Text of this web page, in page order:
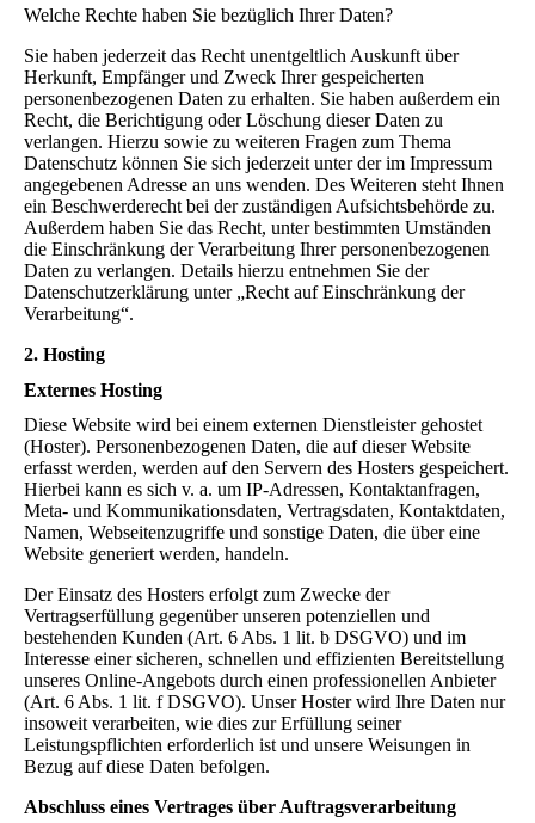
Welche Rechte haben Sie bezüglich Ihrer Daten?
Sie haben jederzeit das Recht unentgeltlich Auskunft über
Herkunft, Empfänger und Zweck Ihrer gespeicherten
personenbezogenen Daten zu erhalten. Sie haben außerdem ein
Recht, die Berichtigung oder Löschung dieser Daten zu
verlangen. Hierzu sowie zu weiteren Fragen zum Thema
Datenschutz können Sie sich jederzeit unter der im Impressum
angegebenen Adresse an uns wenden. Des Weiteren steht Ihnen
ein Beschwerderecht bei der zuständigen Aufsichtsbehörde zu.
Außerdem haben Sie das Recht, unter bestimmten Umständen
die Einschränkung der Verarbeitung Ihrer personenbezogenen
Daten zu verlangen. Details hierzu entnehmen Sie der
Datenschutzerklärung unter „Recht auf Einschränkung der
Verarbeitung“.
2. Hosting
Externes Hosting
Diese Website wird bei einem externen Dienstleister gehostet
(Hoster). Personenbezogenen Daten, die auf dieser Website
erfasst werden, werden auf den Servern des Hosters gespeichert.
Hierbei kann es sich v. a. um IP-Adressen, Kontaktanfragen,
Meta- und Kommunikationsdaten, Vertragsdaten, Kontaktdaten,
Namen, Webseitenzugriffe und sonstige Daten, die über eine
Website generiert werden, handeln.
Der Einsatz des Hosters erfolgt zum Zwecke der
Vertragserfüllung gegenüber unseren potenziellen und
bestehenden Kunden (Art. 6 Abs. 1 lit. b DSGVO) und im
Interesse einer sicheren, schnellen und effizienten Bereitstellung
unseres Online-Angebots durch einen professionellen Anbieter
(Art. 6 Abs. 1 lit. f DSGVO). Unser Hoster wird Ihre Daten nur
insoweit verarbeiten, wie dies zur Erfüllung seiner
Leistungspflichten erforderlich ist und unsere Weisungen in
Bezug auf diese Daten befolgen.
Abschluss eines Vertrages über Auftragsverarbeitung